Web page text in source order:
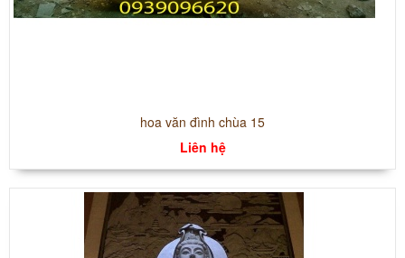
hoa văn đình chùa 15
Liên hệ